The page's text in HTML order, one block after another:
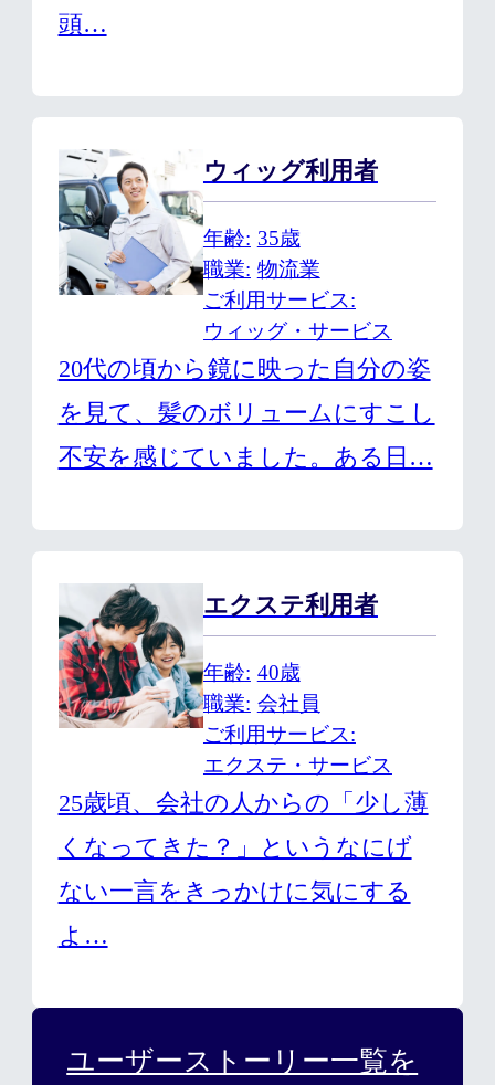
頭…
ウィッグ利用者
年齢
35歳
職業 物流業
ご利用サービス
ウィッグ・サービス
20代の頃から鏡に映った自分の姿
を見て、髪のボリュームにすこし
不安を感じていました。ある日…
エクステ利用者
年齢 40歳
職業 会社員
ご利用サービス
エクステ・サービス
25歳頃、会社の人からの「少し薄
くなってきた？」というなにげ
ない一言をきっかけに気にする
よ…
ユーザーストーリー一覧を